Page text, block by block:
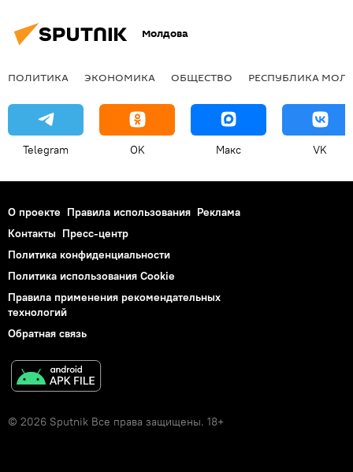
Молдова
ПОЛИТИКА ЭКОНОМИКА ОБЩЕСТВО РЕСПУБЛИКА
Telegram OK Макс VK
О проекте Правила использования Реклама
Контакты Пресс-центр
Политика конфиденциальности
Политика использования Cookie
Правила применения рекомендательных
технологий
Обратная связь
© 2026 Sputnik Все права защищены. 18+